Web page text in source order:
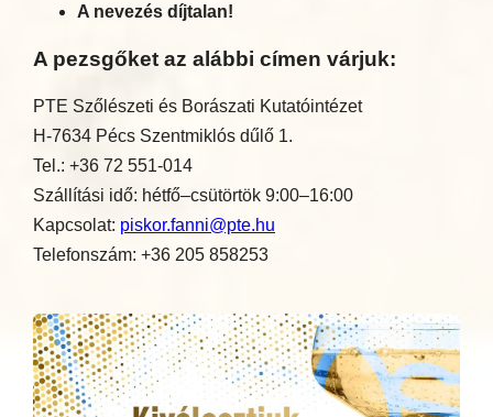
A nevezés díjtalan!
A pezsgőket az alábbi címen várjuk:
PTE Szőlészeti és Borászati Kutatóintézet
H-7634 Pécs Szentmiklós dűlő 1.
Tel.: +36 72 551-014
Szállítási idő: hétfő–csütörtök 9:00–16:00
Kapcsolat: piskor.fanni@pte.hu
Telefonszám: +36 205 858253